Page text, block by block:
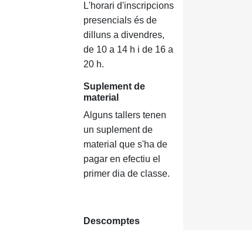
L'horari d'inscripcions
presencials és de
dilluns a divendres,
de 10 a 14 h i de 16 a
20 h.
Suplement de
material
Alguns tallers tenen
un suplement de
material que s'ha de
pagar en efectiu el
primer dia de classe.
Descomptes